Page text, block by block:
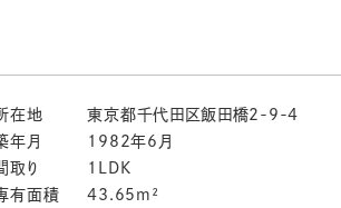
在地
東京都千代田区飯田橋2-9-4
年月
1982年6月
取り
1LDK
有面積
43.65m²